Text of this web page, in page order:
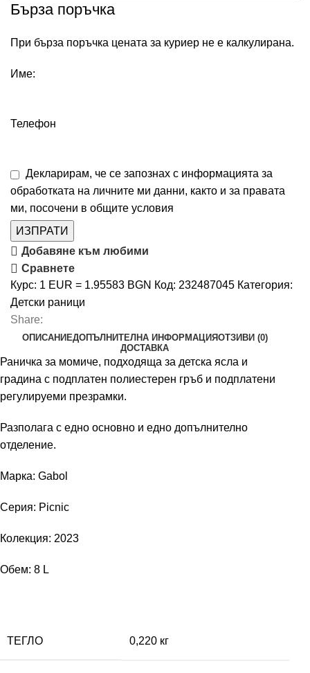
Бърза поръчка
При бърза поръчка цената за куриер не е калкулирана.
Име:
Телефон
Декларирам, че се запознах с информацията за
обработката на личните ми данни, както и за правата
ми, посочени в общите условия
ИЗПРАТИ
Добавяне към любими
Сравнете
Курс: 1 EUR = 1.95583 BGN Код: 232487045 Категория:
Детски рaници
Share:
ОПИСАНИЕДОПЪЛНИТЕЛНА ИНФОРМАЦИЯОТЗИВИ (0)
ДОСТАВКА
Раничка за момиче, подходяща за детска ясла и
градина с подплатен полиестерен гръб и подплатени
регулируеми презрамки.
Разполага с едно основно и едно допълнително
отделение.
Марка: Gabol
Серия: Picnic
Колекция: 2023
Обем: 8 L
ТЕГЛО 0,220 кг